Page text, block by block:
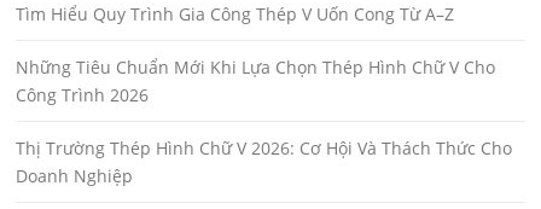
Tìm Hiểu Quy Trình Gia Công Thép V Uốn Cong Từ A–Z
Những Tiêu Chuẩn Mới Khi Lựa Chọn Thép Hình Chữ V Cho
Công Trình 2026
Thị Trường Thép Hình Chữ V 2026: Cơ Hội Và Thách Thức Cho
Doanh Nghiệp